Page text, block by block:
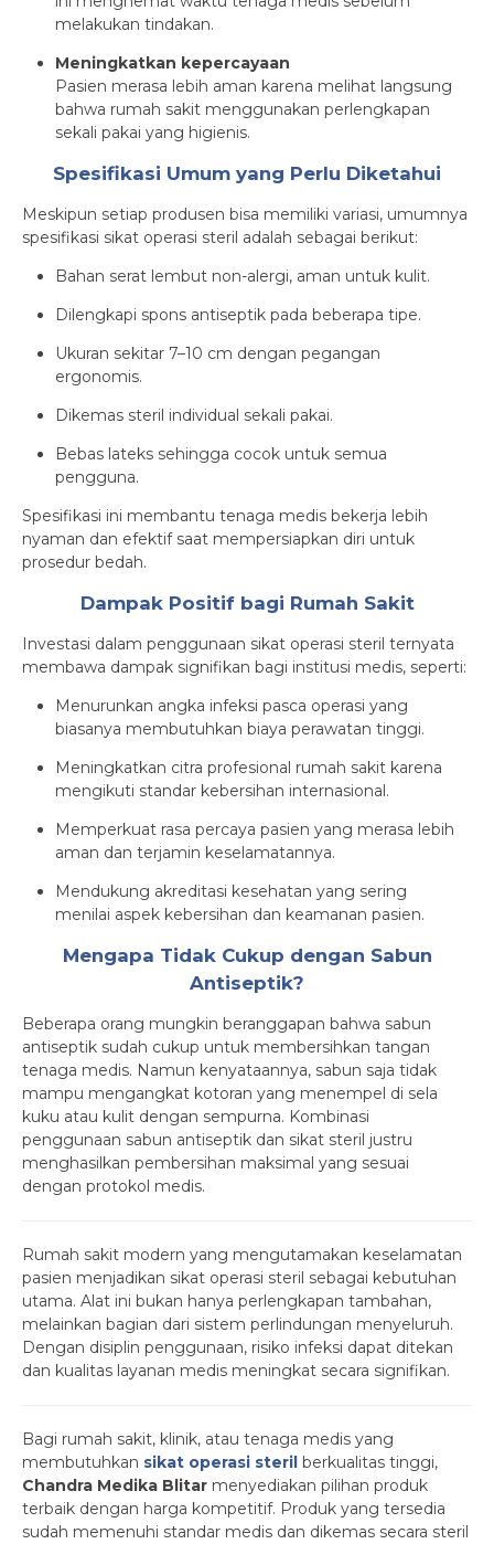
melakukan tindakan.
Meningkatkan kepercayaan
Pasien merasa lebih aman karena melihat langsung
bahwa rumah sakit menggunakan perlengkapan
sekali pakai yang higienis.
Spesifikasi Umum yang Perlu Diketahui
Meskipun setiap produsen bisa memiliki variasi, umumnya
spesifikasi sikat operasi steril adalah sebagai berikut:
Bahan serat lembut non-alergi, aman untuk kulit.
Dilengkapi spons antiseptik pada beberapa tipe.
Ukuran sekitar 7–10 cm dengan pegangan
ergonomis.
Dikemas steril individual sekali pakai.
Bebas lateks sehingga cocok untuk semua
pengguna.
Spesifikasi ini membantu tenaga medis bekerja lebih
nyaman dan efektif saat mempersiapkan diri untuk
prosedur bedah.
Dampak Positif bagi Rumah Sakit
Investasi dalam penggunaan sikat operasi steril ternyata
membawa dampak signifikan bagi institusi medis, seperti:
Menurunkan angka infeksi pasca operasi yang
biasanya membutuhkan biaya perawatan tinggi.
Meningkatkan citra profesional rumah sakit karena
mengikuti standar kebersihan internasional.
Memperkuat rasa percaya pasien yang merasa lebih
aman dan terjamin keselamatannya.
Mendukung akreditasi kesehatan yang sering
menilai aspek kebersihan dan keamanan pasien.
Mengapa Tidak Cukup dengan Sabun
Antiseptik?
Beberapa orang mungkin beranggapan bahwa sabun
antiseptik sudah cukup untuk membersihkan tangan
tenaga medis. Namun kenyataannya, sabun saja tidak
mampu mengangkat kotoran yang menempel di sela
kuku atau kulit dengan sempurna. Kombinasi
penggunaan sabun antiseptik dan sikat steril justru
menghasilkan pembersihan maksimal yang sesuai
dengan protokol medis.
Rumah sakit modern yang mengutamakan keselamatan
pasien menjadikan sikat operasi steril sebagai kebutuhan
utama. Alat ini bukan hanya perlengkapan tambahan,
melainkan bagian dari sistem perlindungan menyeluruh.
Dengan disiplin penggunaan, risiko infeksi dapat ditekan
dan kualitas layanan medis meningkat secara signifikan.
Bagi rumah sakit, klinik, atau tenaga medis yang
membutuhkan sikat operasi steril berkualitas tinggi,
Chandra Medika Blitar menyediakan pilihan produk
terbaik dengan harga kompetitif. Produk yang tersedia
sudah memenuhi standar medis dan dikemas secara steril